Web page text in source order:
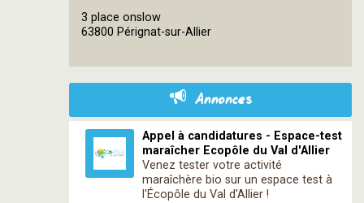
3 place onslow
63800 Pérignat-sur-Allier
Annonces
Appel à candidatures - Espace-test
maraîcher Ecopôle du Val d'Allier
Venez tester votre activité
maraîchère bio sur un espace test à
l'Écopôle du Val d'Allier !